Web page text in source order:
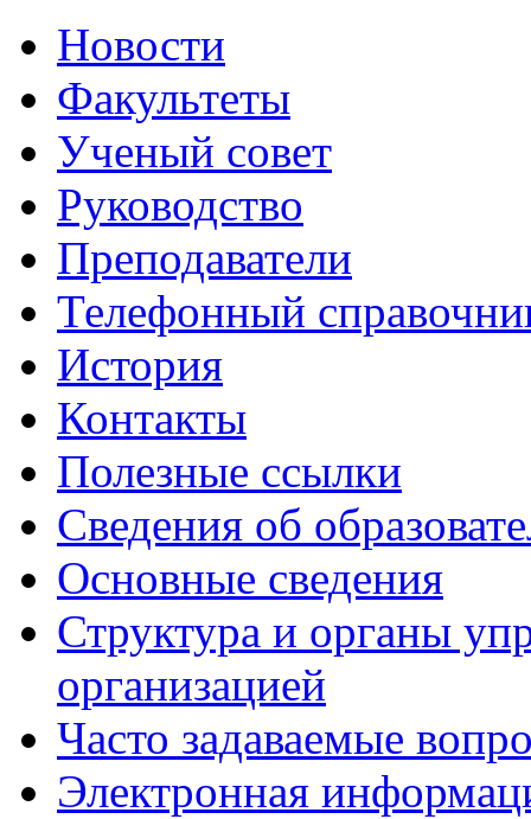
Новости
Факультеты
Ученый совет
Руководство
Преподаватели
Телефонный
История
Контакты
Полезные ссылки
Сведения об
Основные сведения
Структура и органы
организацией
Часто задаваемые
Электронная